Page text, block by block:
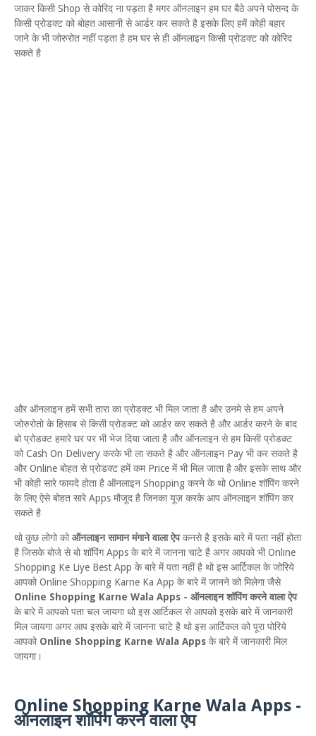
जाकर किसी Shop से कोरिद ना पड़ता है मगर ऑनलाइन हम घर बैठे अपने पोसन्द के
किसी प्रोडक्ट को बोहत आसानी से आर्डर कर सकते है इसके लिए हमें कोही बहार
जाने के भी जोरुरोत नहीं पड़ता है हम घर से ही ऑनलाइन किसी प्रोडक्ट को कोरिद
सकते है
और ऑनलाइन हमें सभी तारा का प्रोडक्ट भी मिल जाता है और उनमे से हम अपने
जोरुरोतो के हिसाब से किसी प्रोडक्ट को आर्डर कर सकते है और आर्डर करने के बाद
बो प्रोडक्ट हमारे घर पर भी भेज दिया जाता है और ऑनलाइन से हम किसी प्रोडक्ट
को Cash On Delivery करके भी ला सकते है और ऑनलाइन Pay भी कर सकते है
और Online बोहत से प्रोडक्ट हमें कम Price में भी मिल जाता है और इसके साथ और
भी कोही सारे फायदे होता है ऑनलाइन Shopping करने के थो Online शॉपिंग करने
के लिए ऐसे बोहत सारे Apps मौजूद है जिनका यूज़ करके आप ऑनलाइन शॉपिंग कर
सकते है
थो कुछ लोगो कोऑनलाइन सामान मंगाने वाला ऐपकनसे है इसके बारे में पता नहीं होता
है जिसके बोजे से बो शॉपिंग Apps के बारे में जानना चाटे है अगर आपको भी Online
Shopping Ke Liye Best App के बारे में पता नहीं है थो इस आर्टिकल के जोरिये
आपको Online Shopping Karne Ka App के बारे में जानने को मिलेगा जैसे
Online Shopping Karne Wala Apps - ऑनलाइन शॉपिंग करने वाला ऐप
के बारे में आपको पता चल जायगा थो इस आर्टिकल से आपको इसके बारे में जानकारी
मिल जायगा अगर आप इसके बारे में जानना चाटे है थो इस आर्टिकल को पूरा पोरिये
आपको Online Shopping Karne Wala Apps के बारे में जानकारी मिल
जायगा।
Online Shopping Karne Wala Apps -
ऑनलाइन शॉपिंग करने वाला ऐप